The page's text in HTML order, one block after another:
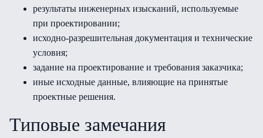
результаты инженерных изысканий, используемые
при проектировании;
исходно-разрешительная документация и технические
условия;
задание на проектирование и требования заказчика;
иные исходные данные, влияющие на принятые
проектные решения.
Типовые замечания